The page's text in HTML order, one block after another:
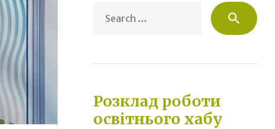
search
Розклад роботи
освітнього хабу